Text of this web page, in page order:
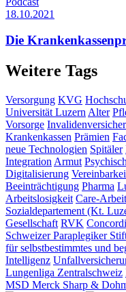
18.10.2021
Die
Weitere Tags
Versorgung KVG
Universität Luzern Alter
Vorsorge
Krankenkassen Prämien
neue Technologien Spitäler
Integration Armut
Digitalisierung
Beeinträchtigung Pharma
Arbeitslosigkeit Care-Arbeit
Sozialdepartement (Kt.
Gesellschaft RVK
Schweizer Paraplegiker
für selbstbestimmtes und
Intelligenz
Lungenliga Zentralschweiz
MSD Merck Sharp &